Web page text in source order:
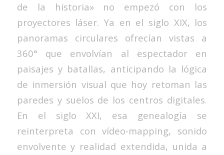
de la historia» no empezó con los
proyectores láser. Ya en el siglo XIX, los
panoramas circulares ofrecían vistas a
360° que envolvían al espectador en
paisajes y batallas, anticipando la lógica
de inmersión visual que hoy retoman las
paredes y suelos de los centros digitales.
En el siglo XXI, esa genealogía se
reinterpreta con vídeo-mapping, sonido
envolvente y realidad extendida, unida a